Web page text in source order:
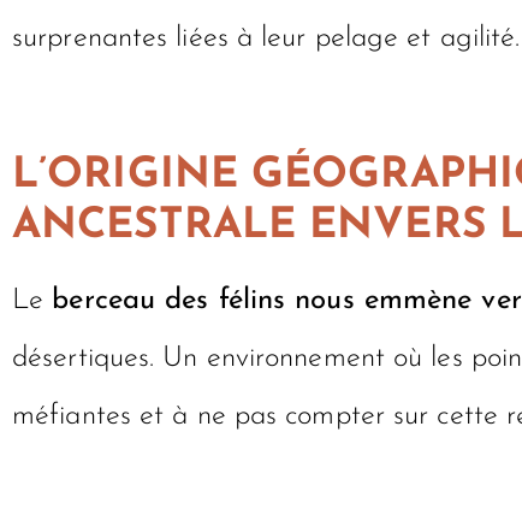
surprenantes liées à leur pelage et agilité.
L’ORIGINE
ANCESTRALE ENVERS
Le berceau des félins nous emmène
désertiques. Un environnement où les
méfiantes et à ne pas compter sur cette